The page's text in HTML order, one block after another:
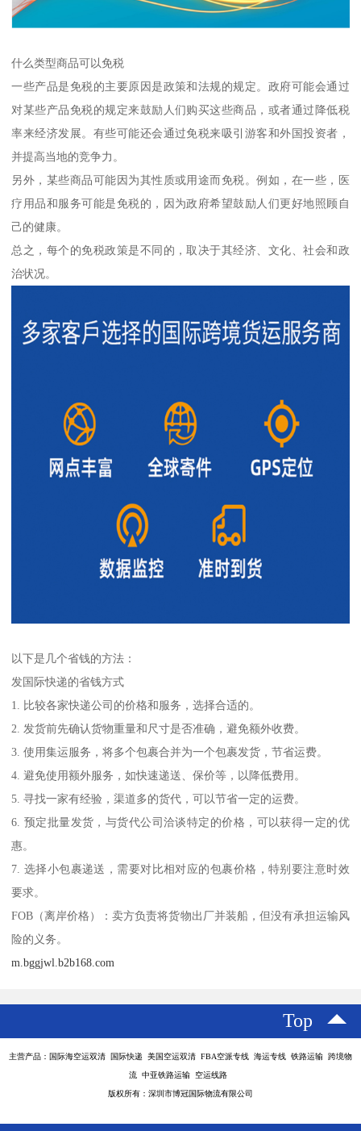
什么类型商品可以免税
一些产品是免税的主要原因是政策和法规的规定。政府可能会通过
对某些产品免税的规定来鼓励人们购买这些商品，或者通过降低税
率来经济发展。有些可能还会通过免税来吸引游客和外国投资者，
并提高当地的竞争力。
另外，某些商品可能因为其性质或用途而免税。例如，在一些，医
疗用品和服务可能是免税的，因为政府希望鼓励人们更好地照顾自
己的健康。
总之，每个的免税政策是不同的，取决于其经济、文化、社会和政
治状况。
以下是几个省钱的方法：
发国际快递的省钱方式
1. 比较各家快递公司的价格和服务，选择合适的。
2. 发货前先确认货物重量和尺寸是否准确，避免额外收费。
3. 使用集运服务，将多个包裹合并为一个包裹发货，节省运费。
4. 避免使用额外服务，如快速递送、保价等，以降低费用。
5. 寻找一家有经验，渠道多的货代，可以节省一定的运费。
6. 预定批量发货，与货代公司洽谈特定的价格，可以获得一定的优
惠。
7. 选择小包裹递送，需要对比相对应的包裹价格，特别要注意时效
要求。
FOB（离岸价格）：卖方负责将货物出厂并装船，但没有承担运输风
险的义务。
m.bggjwl.b2b168.com
Top
主营产品：国际海空运双清 国际快递 美国空运双清 FBA空派专线 海运专线 铁路运输 跨境物
流 中亚铁路运输 空运线路
版权所有：深圳市博冠国际物流有限公司